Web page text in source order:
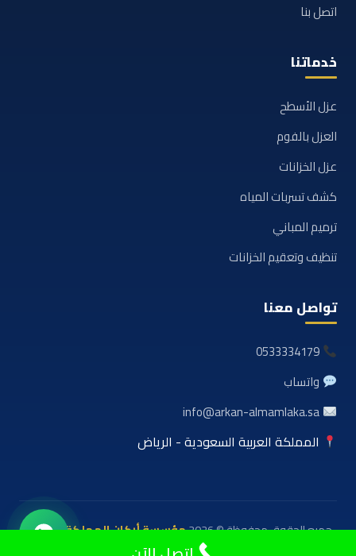
اتصل بنا
خدماتنا
عزل الأسطح
العزل بالفوم
عزل الخزانات
كشف تسربات المياه
ترميم المباني
تنظيف وتعقيم الخزانات
تواصل معنا
0533334179
واتساب
info@arkan-almamlaka.sa
المملكة العربية السعودية - الرياض
جميع الحقوق محفوظة © 2026
مؤسسة أركان المملكة للعوازل
والمقاولات